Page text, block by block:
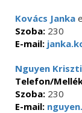
Kovács Janka
Szoba: 230
E-mail:
Nguyen
Telefon/
Szoba: 230
E-mail: